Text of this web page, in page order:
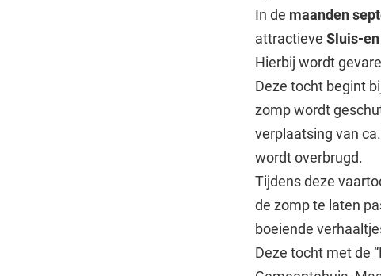
In de maanden
attractieveSluis-
Hierbij wordt
Deze tocht begint
zomp wordt
verplaatsing van
wordt overbrugd.
Tijdens deze
de zomp te laten
boeiende
Deze tocht met de